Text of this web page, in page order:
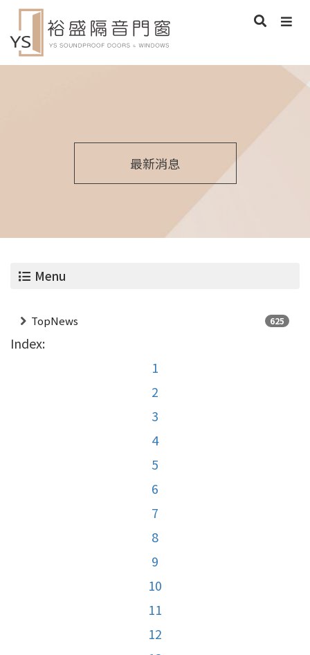
最新消息
Menu
TopNews 625
Index:
1
2
3
4
5
6
7
8
9
10
11
12